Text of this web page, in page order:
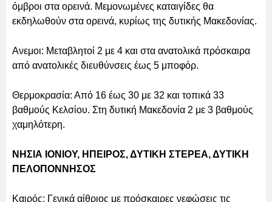
όμβροι στα ορεινά. Μεμονωμένες καταιγίδες θα
εκδηλωθούν στα ορεινά, κυρίως της δυτικής Μακεδονίας.
Ανεμοι: Μεταβλητοί 2 με 4 και στα ανατολικά πρόσκαιρα
από ανατολικές διευθύνσεις έως 5 μποφόρ.
Θερμοκρασία: Από 16 έως 30 με 32 και τοπικά 33
βαθμούς Κελσίου. Στη δυτική Μακεδονία 2 με 3 βαθμούς
χαμηλότερη.
ΝΗΣΙΑ ΙΟΝΙΟΥ, ΗΠΕΙΡΟΣ, ΔΥΤΙΚΗ ΣΤΕΡΕΑ, ΔΥΤΙΚΗ
ΠΕΛΟΠΟΝΝΗΣΟΣ
Καιρός: Γενικά αίθριος με πρόσκαιρες νεφώσεις τις